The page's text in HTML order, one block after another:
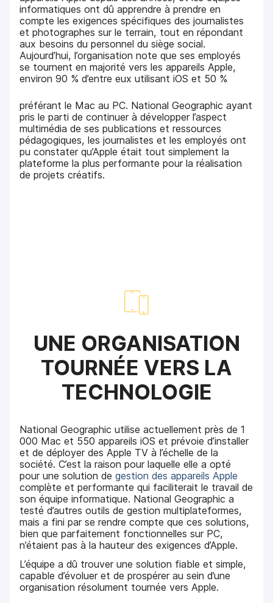
informatiques ont dû apprendre à prendre en
compte les exigences spécifiques des journalistes
et photographes sur le terrain, tout en répondant
aux besoins du personnel du siège social.
Aujourd’hui, l’organisation note que ses employés
se tournent en majorité vers les appareils Apple,
environ 90 % d’entre eux utilisant iOS et 50 %
préférant le Mac au PC. National Geographic ayant
pris le parti de continuer à développer l’aspect
multimédia de ses publications et ressources
pédagogiques, les journalistes et les employés ont
pu constater qu’Apple était tout simplement la
plateforme la plus performante pour la réalisation
de projets créatifs.
UNE ORGANISATION
TOURNÉE VERS LA
TECHNOLOGIE
National Geographic utilise actuellement près de 1
000 Mac et 550 appareils iOS et prévoie d’installer
et de déployer des Apple TV à l’échelle de la
société. C’est la raison pour laquelle elle a opté
pour une solution degestion des appareils Apple
complète et performante qui faciliterait le travail de
son équipe informatique. National Geographic a
testé d’autres outils de gestion multiplateformes,
mais a fini par se rendre compte que ces solutions,
bien que parfaitement fonctionnelles sur PC,
n’étaient pas à la hauteur des exigences d’Apple.
L’équipe a dû trouver une solution fiable et simple,
capable d’évoluer et de prospérer au sein d’une
organisation résolument tournée vers Apple.